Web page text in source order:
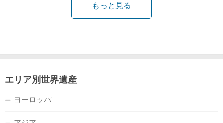
もっと見る
エリア別世界遺産
ヨーロッパ